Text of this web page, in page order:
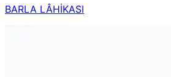
BARLA LÂHİKASI